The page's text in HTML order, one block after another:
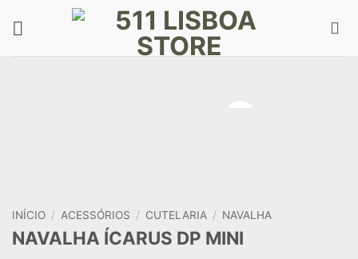
INÍCIO / ACESSÓRIOS / CUTELARIA / NAVALHA
NAVALHA ÍCARUS DP MINI